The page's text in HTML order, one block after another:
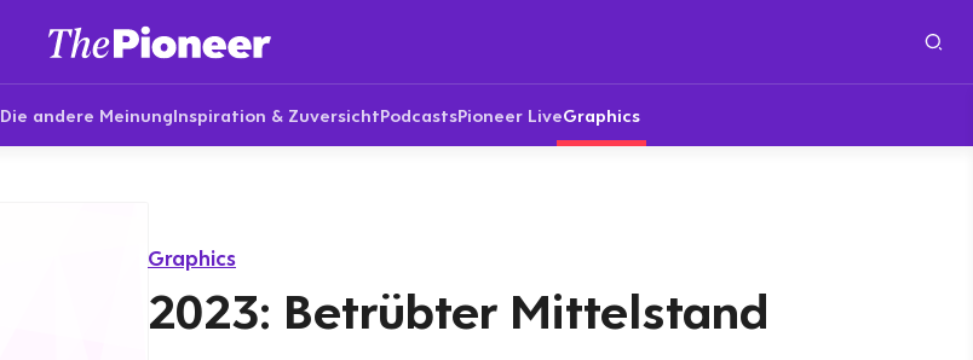
Die andere MeinungInspiration & ZuversichtPodcastsPioneer LiveGraphics
Graphics
2023: Betrübter Mittelstand